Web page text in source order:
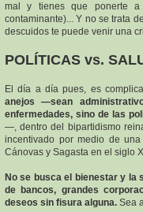
mal y tienes que ponerte
contaminante)... Y no se trata
descuidos te puede venir una
POLÍTICAS vs.
El día a día pues, es
anejos —sean
enfermedades, sino de las
—, dentro del bipartidismo
incentivado por medio de
Cánovas y Sagasta en el siglo
No se busca el bienestar y la
de bancos, grandes
deseos sin fisura alguna. Sea